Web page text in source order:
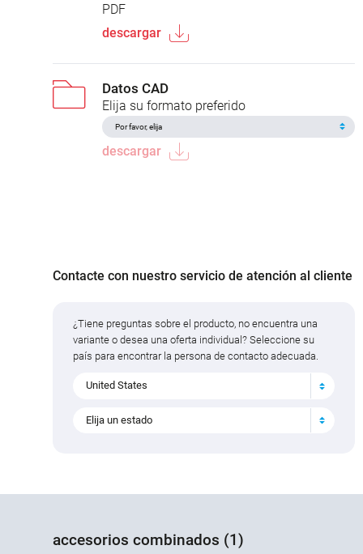
PDF
descargar
Datos CAD
Elija su formato preferido
descargar
Contacte con nuestro servicio de atención al cliente
¿Tiene preguntas sobre el producto, no encuentra una
variante o desea una oferta individual? Seleccione su
país para encontrar la persona de contacto adecuada.
United States
Elija un estado
accesorios combinados (1)